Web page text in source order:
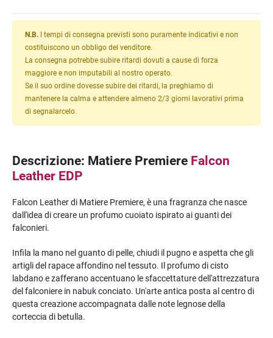
N.B. I tempi di consegna previsti sono puramente indicativi e non
costituiscono un obbligo del venditore.
La consegna potrebbe subire ritardi dovuti a cause di forza
maggiore e non imputabili al nostro operato.
Se il suo ordine dovesse subire dei ritardi, la preghiamo di
mantenere la calma e attendere almeno 2/3 giorni lavorativi prima
di segnalarcelo.
Descrizione: Matiere Premiere Falcon
Leather EDP
Falcon Leather di Matiere Premiere, è una fragranza che nasce
dall'idea di creare un profumo cuoiato ispirato ai guanti dei
falconieri.
Infila la mano nel guanto di pelle, chiudi il pugno e aspetta che gli
artigli del rapace affondino nel tessuto. Il profumo di cisto
labdano e zafferano accentuano le sfaccettature dell'attrezzatura
del falconiere in nabuk conciato. Un'arte antica posta al centro di
questa creazione accompagnata dalle note legnose della
corteccia di betulla.